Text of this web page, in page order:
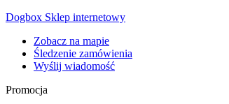
Dogbox Sklep internetowy
Zobacz na mapie
Śledzenie zamówienia
Wyślij wiadomość
Promocja